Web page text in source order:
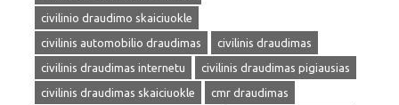
civilinio draudimo skaiciuokle
civilinis automobilio draudimas
civilinis draudimas
civilinis draudimas internetu
civilinis draudimas pigiausias
civilinis draudimas skaiciuokle
cmr draudimas